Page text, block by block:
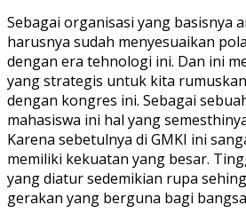
Sebagai organisasi yang basisnya
harusnya sudah menyesuaikan
dengan era tehnologi ini. Dan ini
yang strategis untuk kita
dengan kongres ini. Sebagai
mahasiswa ini hal yang
Karena sebetulnya di GMKI ini
memiliki kekuatan yang besar.
yang diatur sedemikian rupa
gerakan yang berguna bagi